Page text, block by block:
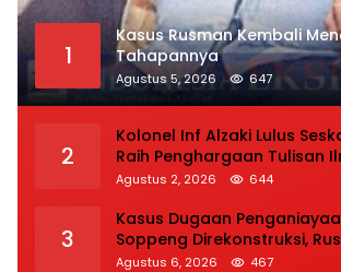
1
Kasus Rusman Kembali
Tahapannya
Agustus 5, 2026 647
2
Kolonel Inf Alzaki Lulus
Raih Penghargaan Tulisan
Jasmani Terbaik
Agustus 2, 2026 644
3
Kasus Dugaan
Soppeng Direkonstruksi,
Tegaskan Proses Hukum
Agustus 6, 2026 467